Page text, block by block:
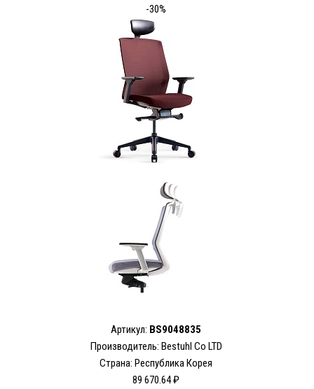
-30%
Артикул: BS9048835
Производитель: Bestuhl Co LTD
Страна: Республика Корея
89 670.64 ₽